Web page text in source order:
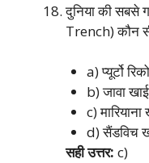
दुनिया की सबसे
Trench) कौन
a) प्यूर्टो
b) जावा खाई
c) मारियाना
d) सैंडविच
सही उत्तर: c)